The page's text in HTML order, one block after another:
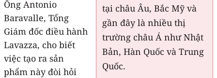
tại châu Âu, Bắc Mỹ và
gần đây là nhiều thị
trường châu Á như Nhật
Bản, Hàn Quốc và Trung
Quốc.
Ông Antonio
Baravalle, Tổng
Giám đốc điều hành
Lavazza, cho biết
việc tạo ra sản
phẩm này đòi hỏi